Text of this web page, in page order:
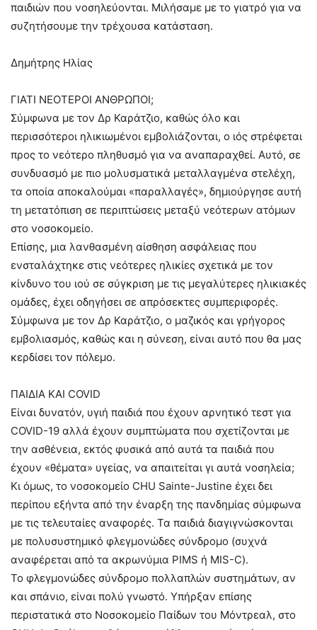
παιδιών που νοσηλεύονται. Μιλήσαμε με το γιατρό για να
συζητήσουμε την τρέχουσα κατάσταση.
Δημήτρης Ηλίας
ΓΙΑΤΙ ΝΕΟΤΕΡΟΙ ΑΝΘΡΩΠΟΙ;
Σύμφωνα με τον Δρ Καράτζιο, καθώς όλο και
περισσότεροι ηλικιωμένοι εμβολιάζονται, ο ιός στρέφεται
προς το νεότερο πληθυσμό για να αναπαραχθεί. Αυτό, σε
συνδυασμό με πιο μολυσματικά μεταλλαγμένα στελέχη,
τα οποία αποκαλούμαι «παραλλαγές», δημιούργησε αυτή
τη μετατόπιση σε περιπτώσεις μεταξύ νεότερων ατόμων
στο νοσοκομείο.
Επίσης, μια λανθασμένη αίσθηση ασφάλειας που
ενσταλάχτηκε στις νεότερες ηλικίες σχετικά με τον
κίνδυνο του ιού σε σύγκριση με τις μεγαλύτερες ηλικιακές
ομάδες, έχει οδηγήσει σε απρόσεκτες συμπεριφορές.
Σύμφωνα με τον Δρ Καράτζιο, ο μαζικός και γρήγορος
εμβολιασμός, καθώς και η σύνεση, είναι αυτό που θα μας
κερδίσει τον πόλεμο.
ΠΑΙΔΙΑ ΚΑΙ COVID
Είναι δυνατόν, υγιή παιδιά που έχουν αρνητικό τεστ για
COVID-19 αλλά έχουν συμπτώματα που σχετίζονται με
την ασθένεια, εκτός φυσικά από αυτά τα παιδιά που
έχουν «θέματα» υγείας, να απαιτείται γι αυτά νοσηλεία;
Κι όμως, το νοσοκομείο CHU Sainte-Justine έχει δει
περίπου εξήντα από την έναρξη της πανδημίας σύμφωνα
με τις τελευταίες αναφορές. Τα παιδιά διαγιγνώσκονται
με πολυσυστημικό φλεγμονώδες σύνδρομο (συχνά
αναφέρεται από τα ακρωνύμια PIMS ή MIS-C).
Το φλεγμονώδες σύνδρομο πολλαπλών συστημάτων, αν
και σπάνιο, είναι πολύ γνωστό. Υπήρξαν επίσης
περιστατικά στο Νοσοκομείο Παίδων του Μόντρεαλ, στο